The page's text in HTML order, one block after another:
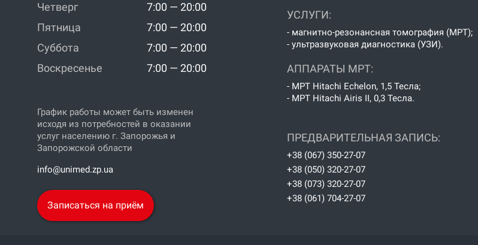
Четверг
7:00 — 20:00
Пятница
7:00 — 20:00
Суббота
7:00 — 20:00
Воскресенье
7:00 — 20:00
График работы может быть изменен
исходя из потребностей в оказании
услуг населению г. Запорожья и
Запорожской области
info@unimed.zp.ua
Записаться на приём
УСЛУГИ:
- магнитно-резонансная томография (МРТ);
- ультразвуковая диагностика (УЗИ).
АППАРАТЫ МРТ:
- МРТ Hitachi Echelon, 1,5 Тесла;
- МРТ Hitachi Airis II, 0,3 Тесла.
ПРЕДВАРИТЕЛЬНАЯ ЗАПИСЬ:
+38 (067) 350-27-07
+38 (050) 320-27-07
+38 (073) 320-27-07
+38 (061) 704-27-07